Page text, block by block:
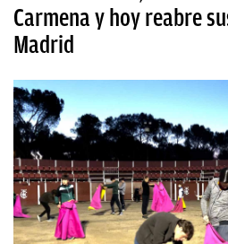
Carmena y hoy reabre
Madrid